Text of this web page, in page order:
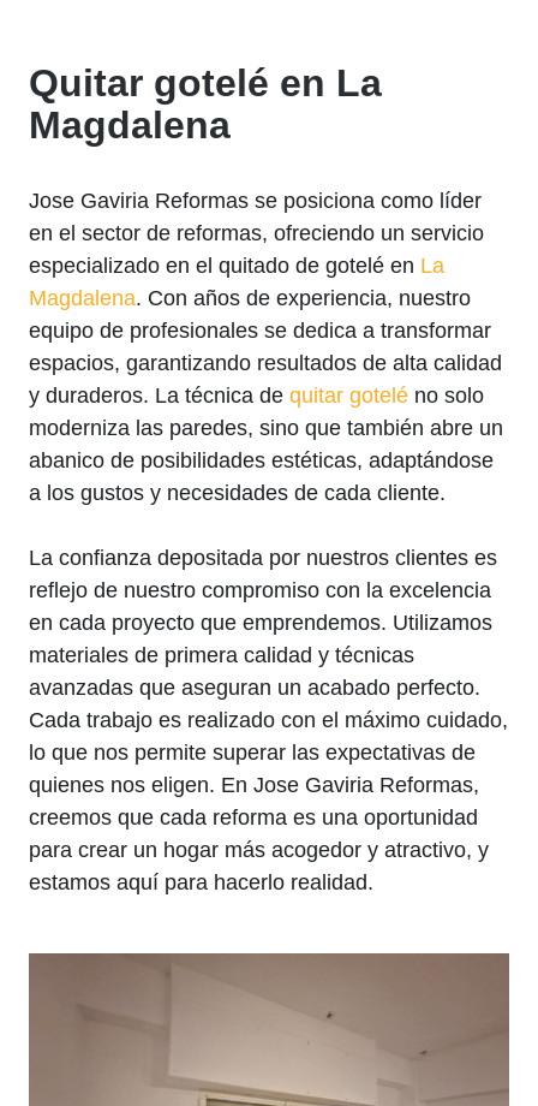
Quitar gotelé en La
Magdalena
Jose Gaviria Reformas se posiciona como líder
en el sector de reformas, ofreciendo un servicio
especializado en el quitado de gotelé en La
Magdalena. Con años de experiencia, nuestro
equipo de profesionales se dedica a transformar
espacios, garantizando resultados de alta calidad
y duraderos. La técnica de quitar gotelé no solo
moderniza las paredes, sino que también abre un
abanico de posibilidades estéticas, adaptándose
a los gustos y necesidades de cada cliente.
La confianza depositada por nuestros clientes es
reflejo de nuestro compromiso con la excelencia
en cada proyecto que emprendemos. Utilizamos
materiales de primera calidad y técnicas
avanzadas que aseguran un acabado perfecto.
Cada trabajo es realizado con el máximo cuidado,
lo que nos permite superar las expectativas de
quienes nos eligen. En Jose Gaviria Reformas,
creemos que cada reforma es una oportunidad
para crear un hogar más acogedor y atractivo, y
estamos aquí para hacerlo realidad.